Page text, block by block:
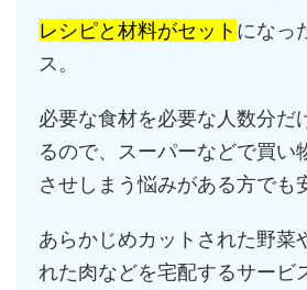
レシピと材料がセット になっ
ス。
必要な食材を必要な人数分だ
るので、スーパーなどで買い
させしまう悩みがある方でも
あらかじめカットされた野菜
れた肉などを宅配するサービ